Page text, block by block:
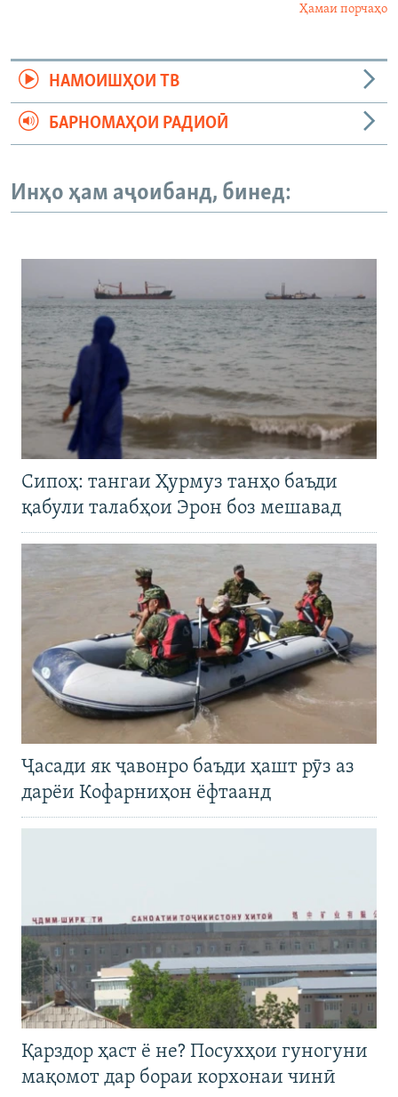
Ҳамаи порчаҳо
НАМОИШҲОИ ТВ
БАРНОМАҲОИ РАДИОӢ
Инҳо ҳам аҷоибанд, бинед:
Сипоҳ: тангаи Ҳурмуз танҳо баъди
қабули талабҳои Эрон боз мешавад
Ҷасади як ҷавонро баъди ҳашт рӯз аз
дарёи Кофарниҳон ёфтаанд
Қарздор ҳаст ё не? Посухҳои гуногуни
мақомот дар бораи корхонаи чинӣ